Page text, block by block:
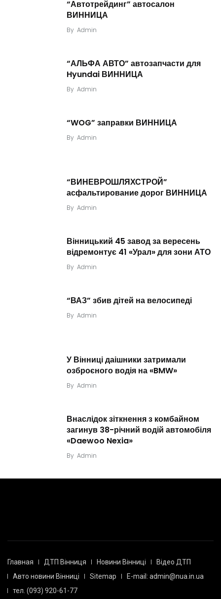
“Автотрейдинг” автосалон
ВИННИЦА
By Admin
“АЛЬФА АВТО” автозапчасти для
Hyundai ВИННИЦА
By Admin
“WOG” заправки ВИННИЦА
By Admin
“ВИНЕВРОШЛЯХСТРОЙ”
асфальтирование дорог ВИННИЦА
By Admin
Вінницький 45 завод за вересень
відремонтує 41 «Урал» для зони АТО
By Admin
“ВАЗ” збив дітей на велосипеді
By Admin
У Вінниці даішники затримали
озброєного водія на «BMW»
By Admin
Внаслідок зіткнення з комбайном
загинув 38-річний водій автомобіля
«Daewoo Nexia»
By Admin
Главная ДТП Вінниця Новини Вінниці
Відео ДТП
Авто новини Вінниці
Sitemap
E-mail: admin@nua.in.ua
тел. (093) 920-61-77